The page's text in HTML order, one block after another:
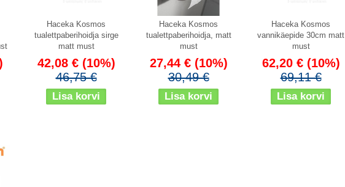
Haceka Kosmos
tualettpaberihoidja sirge
matt must
42,08 € (10%)
46,75 €
Haceka Kosmos
tualettpaberihoidja, matt
must
27,44 € (10%)
30,49 €
Haceka Kosmos
vannikäepide 30cm matt
must
62,20 € (10%)
69,11 €